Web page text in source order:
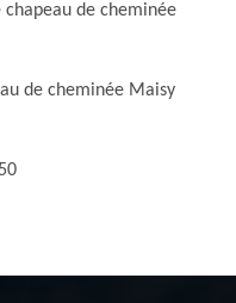
de cheminée
de cheminée Maisy